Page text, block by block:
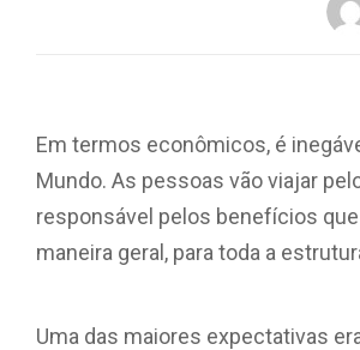
Em termos econômicos, é
Mundo. As pessoas vão viajar
responsável pelos benefícios
maneira geral, para toda a
Uma das maiores expectativas